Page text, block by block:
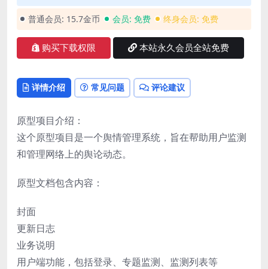
普通会员: 15.7金币 会员: 免费 终身会员: 免费
购买下载权限 本站永久会员全站免费
详情介绍 常见问题 评论建议
原型项目介绍：
这个原型项目是一个舆情管理系统，旨在帮助用户监测
和管理网络上的舆论动态。
原型文档包含内容：
封面
更新日志
业务说明
用户端功能，包括登录、专题监测、监测列表等